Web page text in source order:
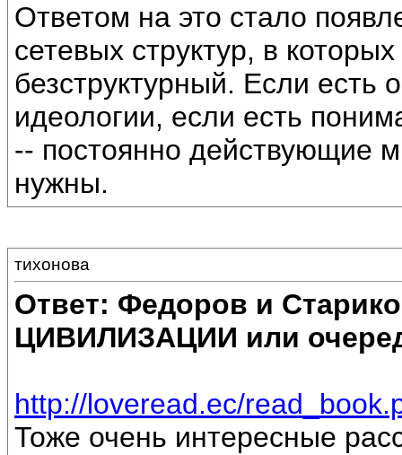
Ответом на это стало
сетевых структур, в
безструктурный. Если
идеологии, если есть
-- постоянно действующие
нужны.
тихонова
Ответ: Федоров и
ЦИВИЛИЗАЦИИ или
http://loveread.ec/
Тоже очень интересные